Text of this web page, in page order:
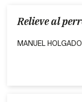
Relieve al
MANUEL